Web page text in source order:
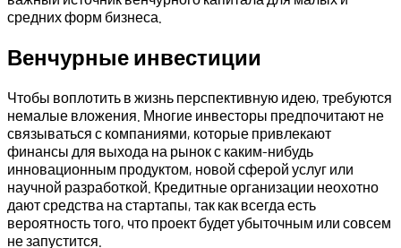
средних форм бизнеса.
Венчурные инвестиции
Чтобы воплотить в жизнь перспективную идею, требуются
немалые вложения. Многие инвесторы предпочитают не
связываться с компаниями, которые привлекают
финансы для выхода на рынок с каким-нибудь
инновационным продуктом, новой сферой услуг или
научной разработкой. Кредитные организации неохотно
дают средства на стартапы, так как всегда есть
вероятность того, что проект будет убыточным или совсем
не запустится.